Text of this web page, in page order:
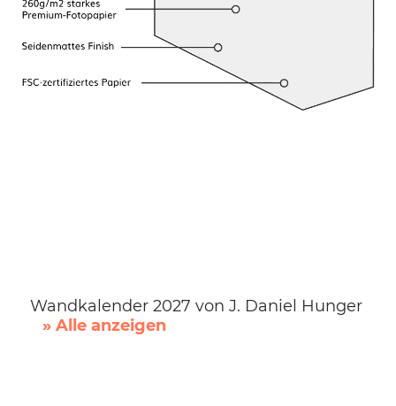
Wandkalender 2027 von J. Daniel Hunger
» Alle anzeigen